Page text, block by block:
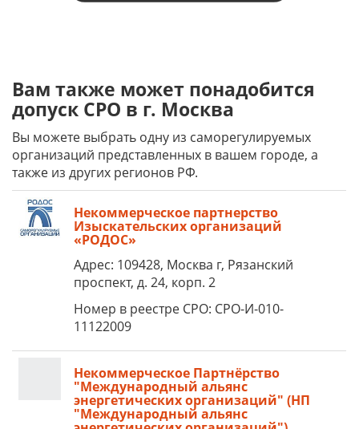
Вам также может понадобится
допуск СРО в г. Москва
Вы можете выбрать одну из саморегулируемых
организаций представленных в вашем городе, а
также из других регионов РФ.
Некоммерческое партнерство
Изыскательских организаций
«РОДОС»
Адрес: 109428, Москва г, Рязанский
проспект, д. 24, корп. 2
Номер в реестре СРО: СРО-И-010-
11122009
Некоммерческое Партнёрство
"Международный альянс
энергетических организаций" (НП
"Международный альянс